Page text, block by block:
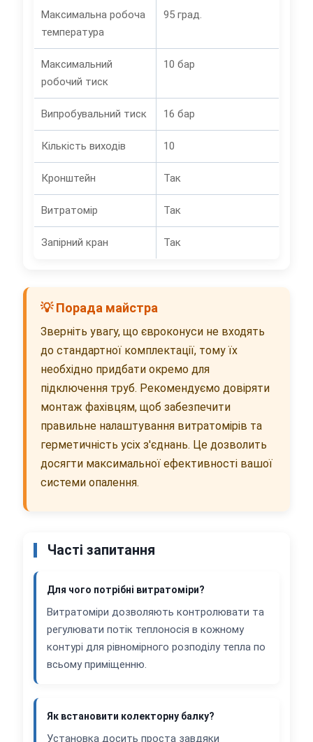
Максимальна робоча
температура
95 град.
Максимальний
робочий тиск
10 бар
Випробувальний тиск 16 бар
Кількість виходів 10
Кронштейн Так
Витратомір Так
Запірний кран Так
💡 Порада майстра
Зверніть увагу, що євроконуси не входять
до стандартної комплектації, тому їх
необхідно придбати окремо для
підключення труб. Рекомендуємо довіряти
монтаж фахівцям, щоб забезпечити
правильне налаштування витратомірів та
герметичність усіх з'єднань. Це дозволить
досягти максимальної ефективності вашої
системи опалення.
Часті запитання
Для чого потрібні витратоміри?
Витратоміри дозволяють контролювати та
регулювати потік теплоносія в кожному
контурі для рівномірного розподілу тепла по
всьому приміщенню.
Як встановити колекторну балку?
Установка досить проста завдяки